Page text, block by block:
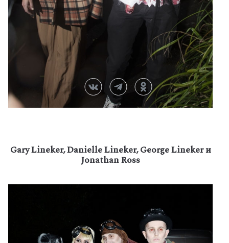
Gary Lineker, Danielle Lineker, George Lineker и
Jonathan Ross